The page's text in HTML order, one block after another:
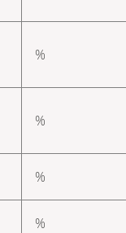
%
%
%
%